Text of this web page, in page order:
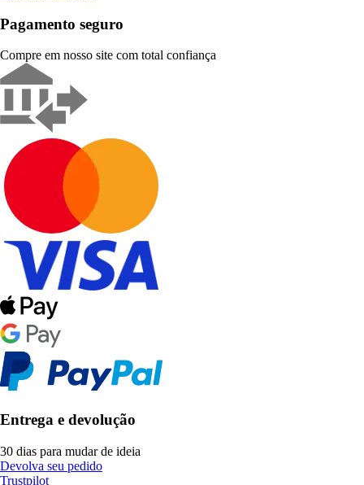
Pagamento seguro
Compre em nosso site com total confiança
Entrega e devolução
30 dias para mudar de ideia
Devolva seu pedido
Trustpilot